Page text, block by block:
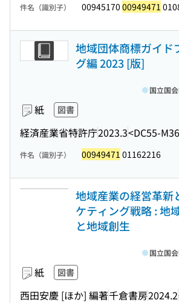
件名（識別子） 00945170 00949471
地域団体商標ガイド
グ編 2023 [版]
紙 図書
経済産業省特許庁2023.3<DC55-
国立国
件名（識別子） 00949471 01162216
地域産業の経営革新
ケティング戦略 : 地
と地域創生
紙 図書
西田安慶 [ほか] 編著千倉書房2024.2
国立国